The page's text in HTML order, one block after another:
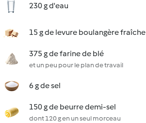
230 g d'eau
15 g de levure boulangère fraîche
375 g de farine de blé
et un peu pour le plan de travail
6 g de sel
150 g de beurre demi-sel
dont 120 g en un seul morceau